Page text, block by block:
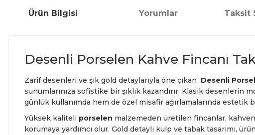
Ürün Bilgisi Yorumlar Taksit
Desenli Porselen Kahve Fincanı
Zarif desenleri ve şık gold detaylarıyla öne çıkan Desenli
sunumlarınıza sofistike bir şıklık kazandırır. Klasik desenlerin
günlük kullanımda hem de özel misafir ağırlamalarında estetik
Yüksek kaliteli porselen malzemeden üretilen fincanlar,
korumaya yardımcı olur. Gold detaylı kulp ve tabak tasarımı,